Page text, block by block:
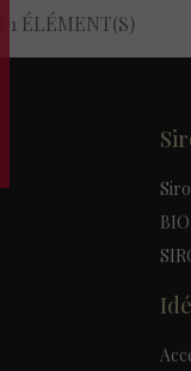
1 ÉLÉMENT(S)
BIO